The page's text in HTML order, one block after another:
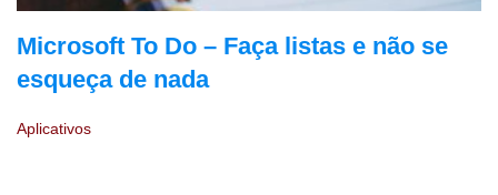
Microsoft To Do – Faça listas e não se
esqueça de nada
Aplicativos